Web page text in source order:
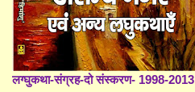
लग्घुकथा-संग्रह-दो संस्करण- 1998-2013